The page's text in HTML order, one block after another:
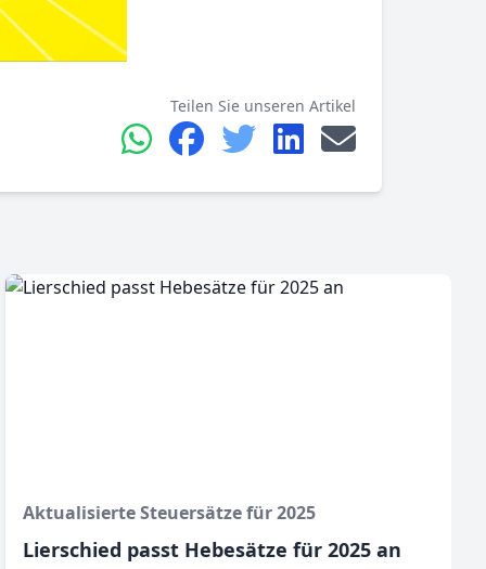
Teilen Sie unseren Artikel
Aktualisierte Steuersätze für 2025
Lierschied passt Hebesätze für 2025 an